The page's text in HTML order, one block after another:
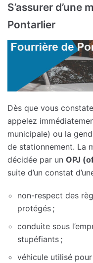
S’assurer d’une
Pontarlier
Dès que vous
appelez
municipale) ou la
de stationnement. La
décidée par un OPJ
suite d’un constat
non-respect des
protégés ;
conduite sous
stupéfiants ;
véhicule utilisé